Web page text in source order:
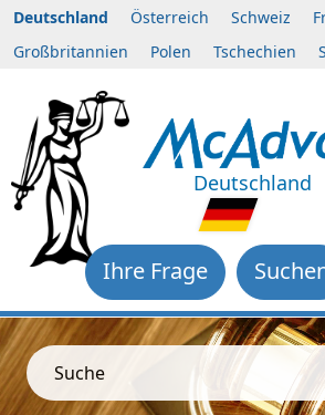
Deutschland Österreich Schweiz
Großbritannien
Polen Tschechien
Deutschland
Ihre Frage
Suche